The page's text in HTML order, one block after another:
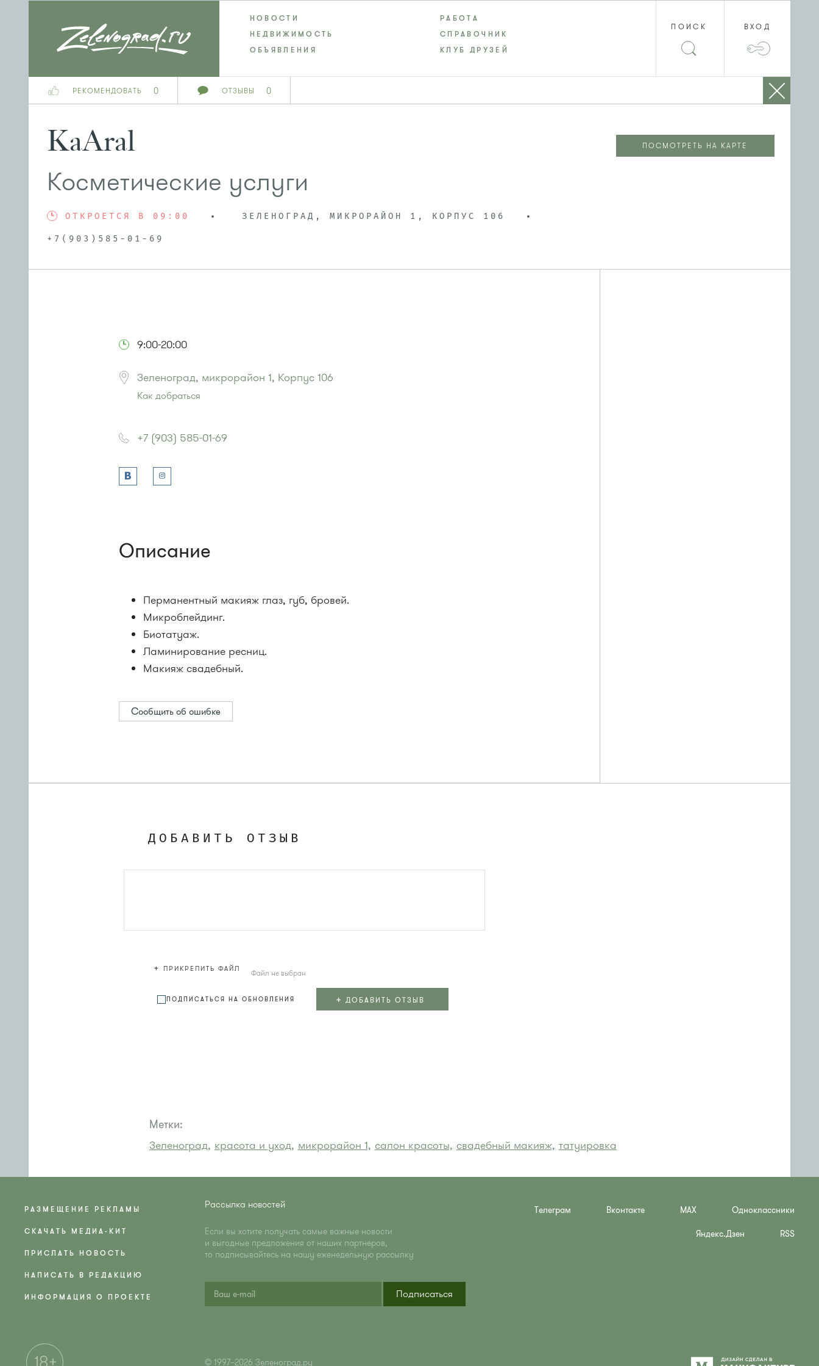
РЕКОМЕНДОВАТЬ 0 ОТЗЫВЫ 0
НОВОСТИ
РАБОТА
НЕДВИЖИМОСТЬ
СПРАВОЧНИК
ОБЪЯВЛЕНИЯ
КЛУБ ДРУЗЕЙ
ПОИСК ВХОД
KaAral
Косметические услуги
ОТКРОЕТСЯ В 09:00 ЗЕЛЕНОГРАД, МИКРОРАЙОН 1, КОРПУС 106
+7(903)585-01-69
ПОСМОТРЕТЬ НА КАРТЕ
9:00-20:00
Зеленоград, микрорайон 1, Корпус 106
Как добраться
Автобусы № 1, 3, 6, 7, 9, 10, 11, 12, 31, 32, 400, 400э.
Маршрутка № 409м, 431м, 476м, 720м, 900, 903
Автобусы № 45, 312, 377, 390, 476, 493 .
Маршрутка № 127, 128, 312, 377, 390, 431м, 476
+7 (903) 585-01-69
Описание
Перманентный макияж глаз, губ, бровей.
Микроблейдинг.
Биотатуаж.
Ламинирование ресниц.
Макияж свадебный.
Сообщить об ошибке
ДОБАВИТЬ ОТЗЫВ
+ ПРИКРЕПИТЬ ФАЙЛ Файл не выбран
ПОДПИСАТЬСЯ НА ОБНОВЛЕНИЯ + ДОБАВИТЬ ОТЗЫВ
Метки:
Зеленоград, красота и уход, микрорайон 1, салон красоты, свадебный макияж, татуировка
РАЗМЕЩЕНИЕ РЕКЛАМЫ
СКАЧАТЬ МЕДИА-КИТ
ПРИСЛАТЬ НОВОСТЬ
НАПИСАТЬ В РЕДАКЦИЮ
ИНФОРМАЦИЯ О ПРОЕКТЕ
Рассылка новостей
Если вы хотите получать самые важные новости
и выгодные предложения от наших партнеров,
то подписывайтесь на нашу еженедельную рассылку
Подписаться
Телеграм Вконтакте MAX Одноклассники
Яндекс.Дзен RSS
© 1997–2026 Зеленоград.ру